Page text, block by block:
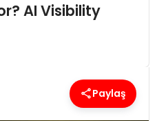
AI Visibility
Paylaş